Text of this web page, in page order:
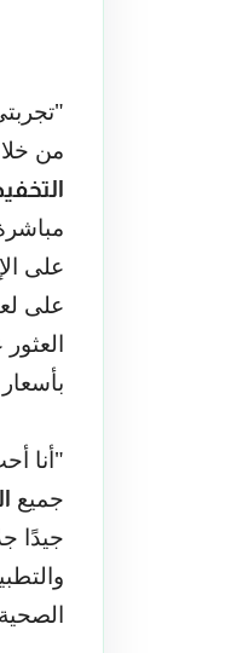
من
على
على
"أنا
جميع
جيدًا